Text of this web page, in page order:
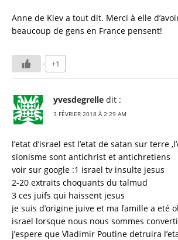
k ni
ki
n
Anne de Kiev a tout dit. Merci à elle
beaucoup de gens en France pensent!
+1
yvesdegrelle dit :
3 FÉVRIER 2018 À 2:29 AM
l’etat d’israel est l’etat de satan sur terre
sionisme sont antichrist et antichretiens
voir sur google :1 israel tv insulte jesus
2-20 extraits choquants du talmud
3 ces juifs qui haissent jesus
je suis d’origine juive et ma famille a eté
israel lorsque nous nous sommes
j’espere que Vladimir Poutine detruira